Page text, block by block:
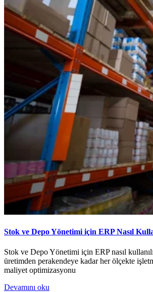
Stok ve Depo Yönetimi için ERP Nasıl
Stok ve Depo Yönetimi için ERP nasıl
üretimden perakendeye kadar her ölçekte
maliyet optimizasyonu
Devamını oku